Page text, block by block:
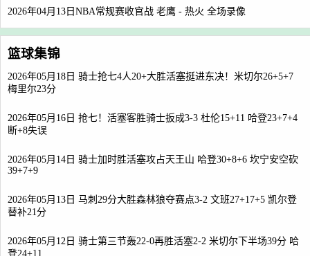
2026年04月13日NBA常规赛收官战 老鹰 - 热火 全场录像
篮球集锦
2026年05月18日 骑士抢七4人20+大胜活塞挺进东决！米切尔26+5+7
梅里尔23分
2026年05月16日 抢七！活塞客胜骑士扳成3-3 杜伦15+11 哈登23+7+4
断+8失误
2026年05月14日 骑士加时胜活塞攻占天王山 哈登30+8+6 坎宁安空砍
39+7+9
2026年05月13日 马刺29分大胜森林狼夺赛点3-2 文班27+17+5 凯尔登
替补21分
2026年05月12日 骑士第三节轰22-0再胜活塞2-2 米切尔下半场39分 哈